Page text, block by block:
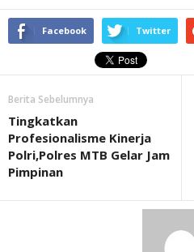
Facebook Twitter
Berita Sebelumnya
Tingkatkan
Profesionalisme Kinerja
Polri,Polres MTB Gelar Jam
Pimpinan